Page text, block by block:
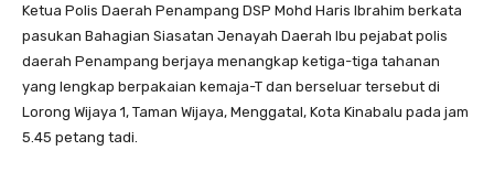
Ketua Polis Daerah Penampang DSP Mohd Haris Ibrahim berkata
pasukan Bahagian Siasatan Jenayah Daerah Ibu pejabat polis
daerah Penampang berjaya menangkap ketiga-tiga tahanan
yang lengkap berpakaian kemaja-T dan berseluar tersebut di
Lorong Wijaya 1, Taman Wijaya, Menggatal, Kota Kinabalu pada jam
5.45 petang tadi.